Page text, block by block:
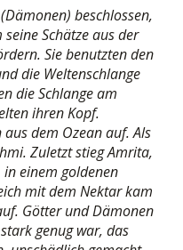
beschlossen,
Schätze aus der
Sie benutzten den
die Weltenschlange
die Schlange am
ihren Kopf.
aus dem Ozean auf. Als
Zuletzt stieg Amrita,
einem goldenen
mit dem Nektar kam
Götter und Dämonen
genug war, das